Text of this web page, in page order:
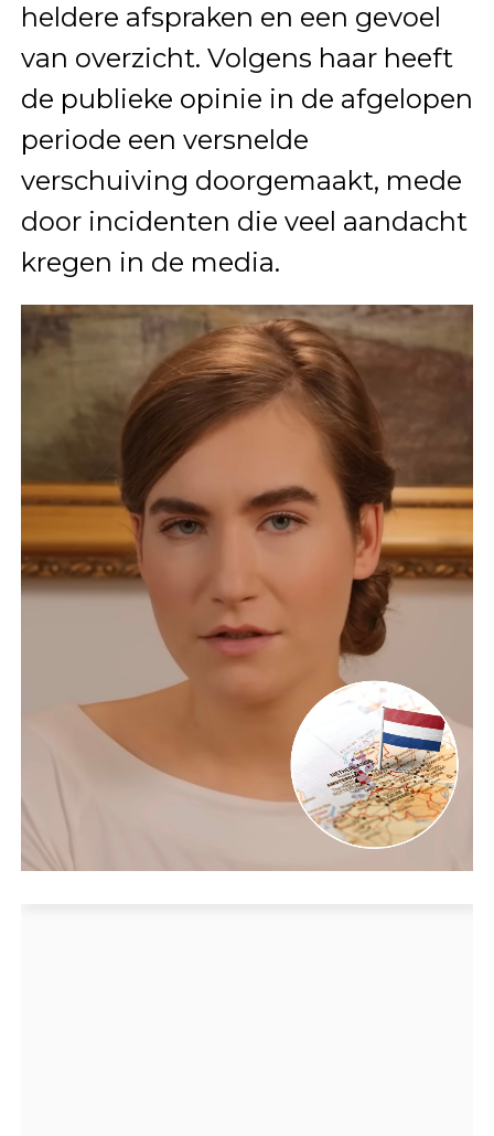
heldere afspraken en een gevoel
van overzicht. Volgens haar heeft
de publieke opinie in de afgelopen
periode een versnelde
verschuiving doorgemaakt, mede
door incidenten die veel aandacht
kregen in de media.